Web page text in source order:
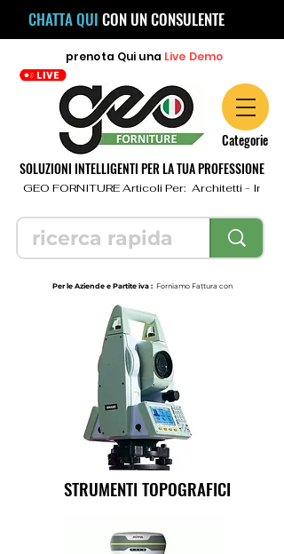
CHATTA QUI CON UN CONSULENTE
prenota Qui una Live Demo
Categorie
SOLUZIONI INTELLIGENTI PER LA TUA PROFESSIONE
GEO FORNITURE Articoli Per:  Architetti -
Per le Aziende e Partite iva : Forniamo Fattura con
STRUMENTI TOPOGRAFICI